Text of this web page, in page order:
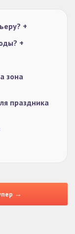
+
+
зона
праздника
→